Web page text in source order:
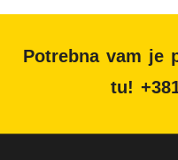
Potrebna vam je
tu!